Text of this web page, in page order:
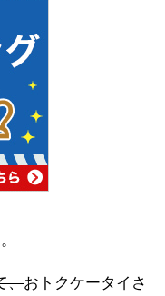
、おトクケータイさ